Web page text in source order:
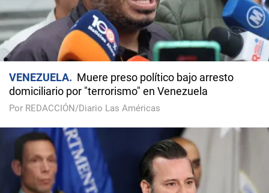
VENEZUELA
Muere preso político bajo arresto
domiciliario por "terrorismo" en Venezuela
Por REDACCIÓN/Diario Las Américas